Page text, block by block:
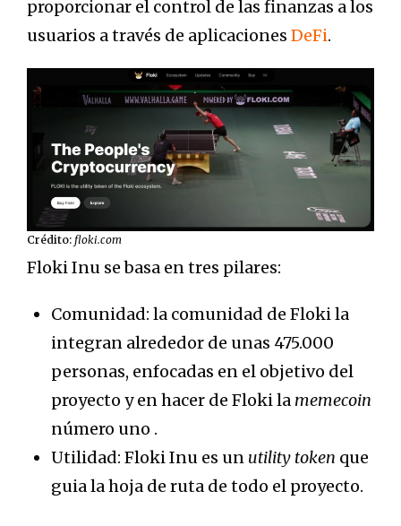
proporcionar el control de las finanzas a los
usuarios a través de aplicaciones DeFi.
Crédito: floki.com
Floki Inu se basa en tres pilares:
Comunidad: la comunidad de Floki la
integran alrededor de unas 475.000
personas, enfocadas en el objetivo del
proyecto y en hacer de Floki la memecoin
número uno .
Utilidad: Floki Inu es un utility token que
guia la hoja de ruta de todo el proyecto.